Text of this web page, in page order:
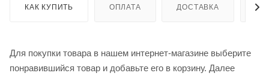
КАК КУПИТЬ ОПЛАТА ДОСТАВКА
Для покупки товара в нашем интернет-магазине выберите
понравившийся товар и добавьте его в корзину. Далее